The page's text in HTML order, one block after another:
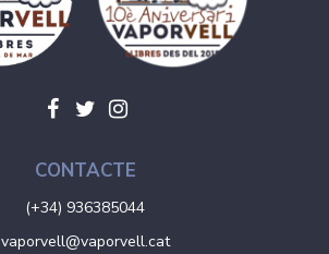
CONTACTE
(+34) 936385044
vaporvell@vaporvell.cat